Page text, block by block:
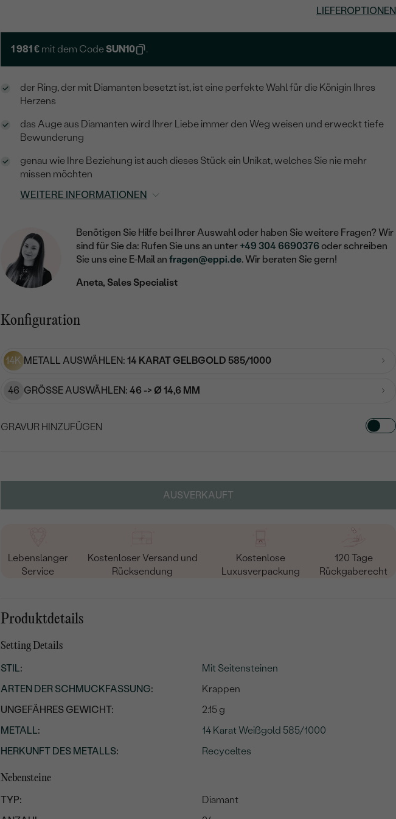
LIEFEROPTIONEN
1 981 € mit dem CodeSUN10 .
der Ring, der mit Diamanten besetzt ist, ist eine perfekte Wahl für die Königin Ihres
Herzens
das Auge aus Diamanten wird Ihrer Liebe immer den Weg weisen und erweckt tiefe
Bewunderung
genau wie Ihre Beziehung ist auch dieses Stück ein Unikat, welches Sie nie mehr
missen möchten
WEITERE INFORMATIONEN
Benötigen Sie Hilfe bei Ihrer Auswahl oder haben Sie weitere Fragen? Wir
sind für Sie da: Rufen Sie uns an unter +49 304 6690376 oder schreiben
Sie uns eine E-Mail anfragen@eppi.de. Wir beraten Sie gern!
Aneta, Sales Specialist
Konfiguration
14K METALL AUSWÄHLEN: 14 KARAT GELBGOLD 585/1000
46 GRÖSSE AUSWÄHLEN: 46 -> Ø 14,6 MM
GRAVUR HINZUFÜGEN
Geben Sie Initialen/Text ein
AUSVERKAUFT
Lebenslanger
Service
Kostenloser Versand und
Rücksendung
Kostenlose
Luxusverpackung
120 Tage
Rückgaberecht
Produktdetails
Setting Details
STIL:
Mit Seitensteinen
ARTEN DER SCHMUCKFASSUNG:
Krappen
UNGEFÄHRES GEWICHT:
2.15 g
METALL:
14 Karat Weißgold 585/1000
HERKUNFT DES METALLS: Recyceltes
Nebensteine
TYP:
Diamant